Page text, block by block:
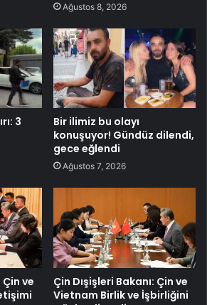
Ağustos 8, 2026
3
Bir ilimiz bu olayı
konuşuyor! Gündüz dilendi,
gece eğlendi
Ağustos 7, 2026
Çin ve
Çin Dışişleri Bakanı: Çin ve
Vietnam Birlik ve İşbirliğini